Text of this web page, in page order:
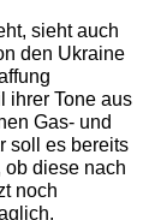
sieht auch
den Ukraine
ihrer Tone aus
Gas- und
soll es bereits
diese nach
noch